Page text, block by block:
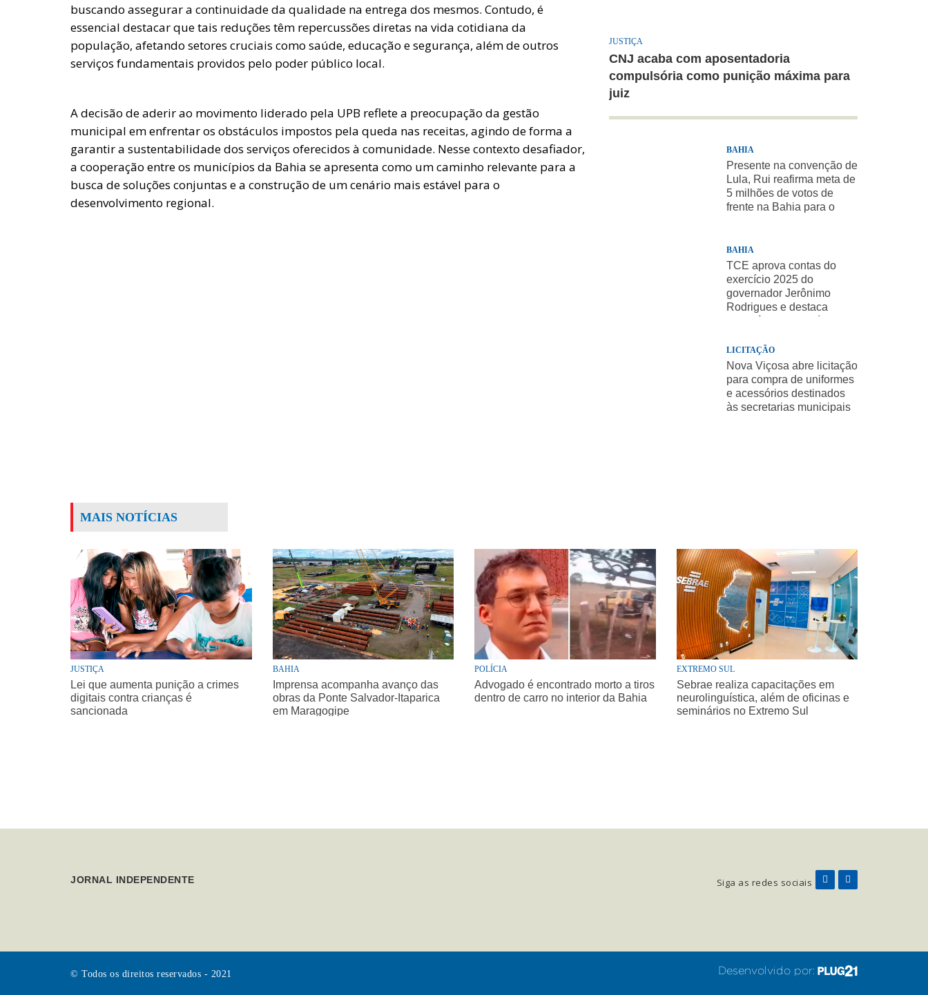
buscando assegurar a continuidade da qualidade na entrega dos mesmos. Contudo, é
essencial destacar que tais reduções têm repercussões diretas na vida cotidiana da
população, afetando setores cruciais como saúde, educação e segurança, além de outros
serviços fundamentais providos pelo poder público local.
A decisão de aderir ao movimento liderado pela UPB reflete a preocupação da gestão
municipal em enfrentar os obstáculos impostos pela queda nas receitas, agindo de forma a
garantir a sustentabilidade dos serviços oferecidos à comunidade. Nesse contexto desafiador,
a cooperação entre os municípios da Bahia se apresenta como um caminho relevante para a
busca de soluções conjuntas e a construção de um cenário mais estável para o
desenvolvimento regional.
JUSTIÇA
CNJ acaba com aposentadoria
compulsória como punição máxima para
juiz
BAHIA
Presente na convenção de
Lula, Rui reafirma meta de
5 milhões de votos de
frente na Bahia para o
BAHIA
TCE aprova contas do
exercício 2025 do
governador Jerônimo
Rodrigues e destaca
LICITAÇÃO
Nova Viçosa abre licitação
para compra de uniformes
e acessórios destinados
às secretarias municipais
MAIS NOTÍCIAS
JUSTIÇA
Lei que aumenta punição a crimes
digitais contra crianças é
sancionada
BAHIA
Imprensa acompanha avanço das
obras da Ponte Salvador-Itaparica
em Maragogipe
POLÍCIA
Advogado é encontrado morto a tiros
dentro de carro no interior da Bahia
EXTREMO SUL
Sebrae realiza capacitações em
neurolinguística, além de oficinas e
seminários no Extremo Sul
JORNAL INDEPENDENTE Siga as redes sociais
© Todos os direitos reservados - 2021